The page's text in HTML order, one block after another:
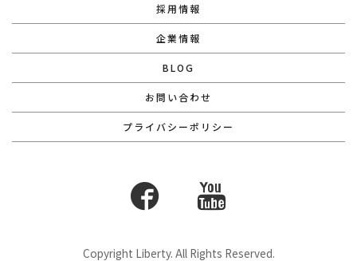
採用情報
企業情報
BLOG
お問い合わせ
プライバシーポリシー
Copyright Liberty. All Rights Reserved.